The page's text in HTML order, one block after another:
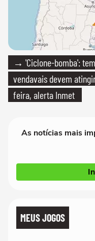
→ 'Ciclone-bomba':
vendavais devem
feira, alerta Inmet
As notícias mais
MEUS JOGOS